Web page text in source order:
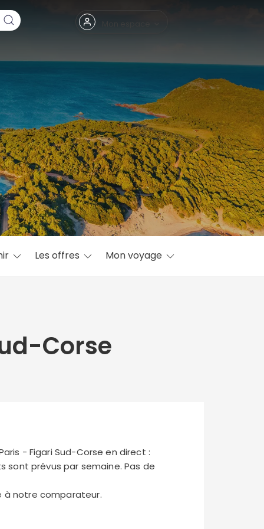
Les offres Mon voyage
Corse
- Figari Sud-Corse en direct :
sont prévus par semaine. Pas de
à notre comparateur.